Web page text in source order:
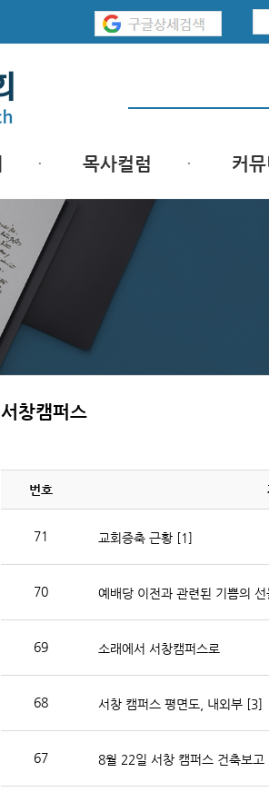
목사컬럼 커뮤
서창캠퍼스
번호
71 교회증축 근황 [1]
70 예배당 이전과 관련된 기쁨의 선
69 소래에서 서창캠퍼스로
68 서창 캠퍼스 평면도, 내외부 [3]
67 8월 22일 서창 캠퍼스 건축보고